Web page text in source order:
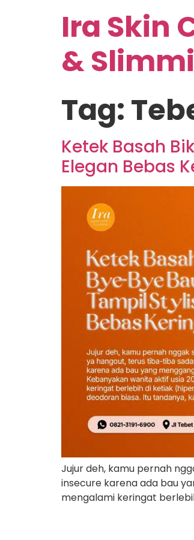
Ira Skin
&
Tag:
Ketek Basah
Elegan Bebas
Jujur deh, kamu pernah
insecure karena ada bau
mengalami keringat